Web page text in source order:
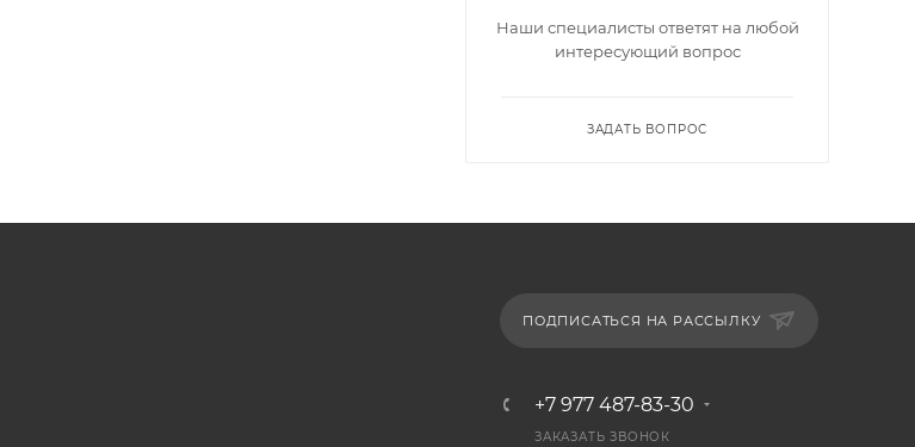
Наши специалисты ответят на любой
интересующий вопрос
ЗАДАТЬ ВОПРОС
ПОДПИСАТЬСЯ НА РАССЫЛКУ
+7 977 487-83-30
ЗАКАЗАТЬ ЗВОНОК